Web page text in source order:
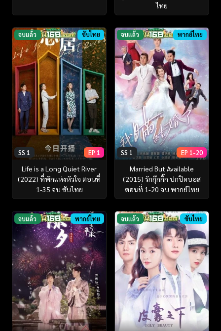
ไทย
จบแล้ว ซับไทย
SS 1 EP 1
Life is a Long Quiet River
(2022) ที่พักแห่งหัวใจ ตอนที่
1-35 จบ ซับไทย
จบแล้ว พากย์ไทย
SS 1 EP 1-20
Married But Available
(2015) รักกุ๊กกิ๊ก ปกปิดบอส
ตอนที่ 1-20 จบ พากย์ไทย
จบแล้ว พากย์ไทย จบแล้ว ซับไทย